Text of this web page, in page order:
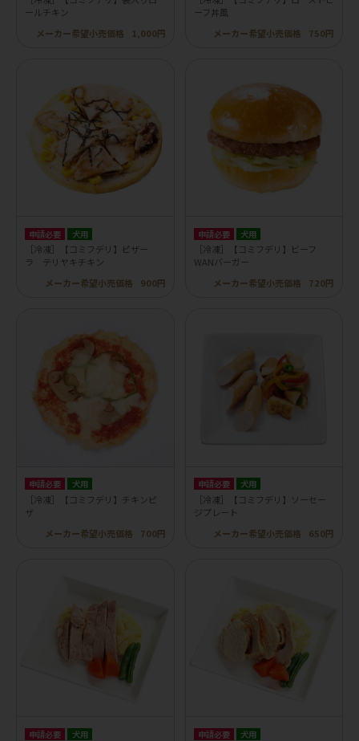
ールチキン
メーカー希望小売価格
1,000円
ーフ丼風
メーカー希望小売価格
750円
申請必要 犬用
［冷凍］【コミフデリ】ピザー
ラ テリヤキチキン
メーカー希望小売価格
900円
申請必要 犬用
［冷凍］【コミフデリ】ビーフ
WANバーガー
メーカー希望小売価格
720円
申請必要 犬用
［冷凍］【コミフデリ】チキンピ
ザ
メーカー希望小売価格
700円
申請必要 犬用
［冷凍］【コミフデリ】ソーセー
ジプレート
メーカー希望小売価格
650円
申請必要 犬用 申請必要 犬用